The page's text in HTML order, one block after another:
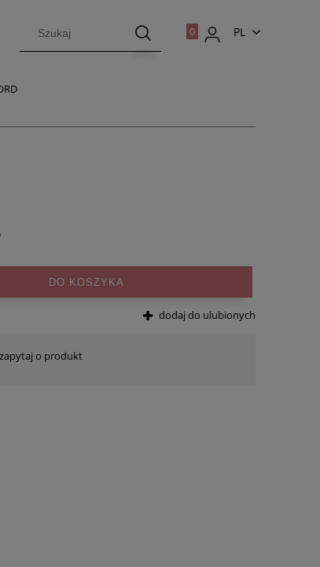
PL
DO KOSZYKA
dodaj do ulubionych
zapytaj o produkt